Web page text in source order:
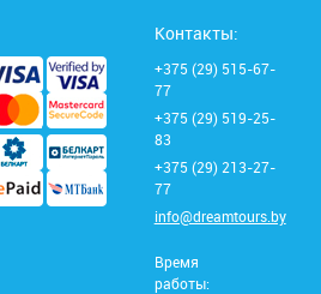
Контакты:
+375 (29) 515-67-
77
+375 (29) 519-25-
83
+375 (29) 213-27-
77
info@dreamtours.by
Время
работы: